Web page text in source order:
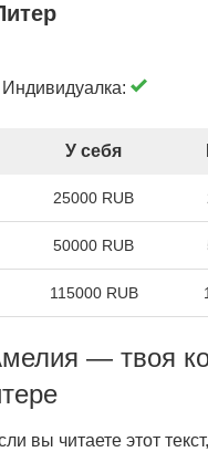
Индивидуалка:
У себя
25000 RUB
50000 RUB
115000 RUB
— твоя
вы читаете этот